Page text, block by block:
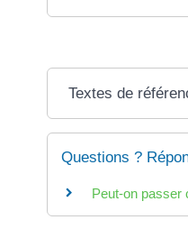
Textes de
Questions ?
Peut-on passer